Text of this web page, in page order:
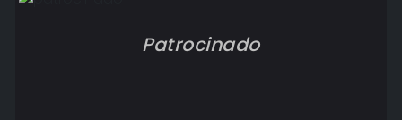
Patrocinado